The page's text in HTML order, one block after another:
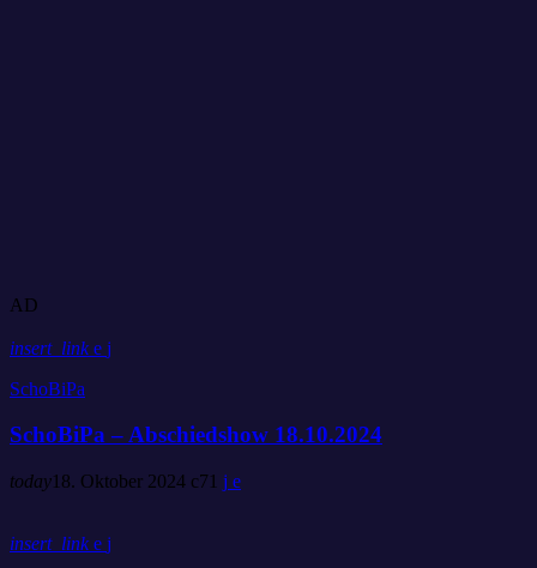
AD
insert_link
SchoBiPa
SchoBiPa – Abschiedshow 18.10.2024
today18. Oktober 2024 71
insert_link